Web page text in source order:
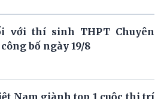
với thí sinh THPT Chuyên
bố ngày 19/8
Nam giành top 1 cuộc thi trí